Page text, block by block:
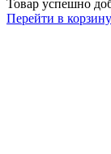
Товар успешно
Перейти в корзину